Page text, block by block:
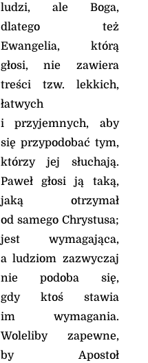
ludzi, ale Boga,
dlatego też
Ewangelia, którą
głosi, nie zawiera
treści tzw. lekkich,
łatwych
i przyjemnych, aby
się przypodobać tym,
którzy jej słuchają.
Paweł głosi ją taką,
jaką otrzymał
od samego Chrystusa;
jest wymagająca,
a ludziom zazwyczaj
nie podoba się,
gdy ktoś stawia
im wymagania.
Woleliby zapewne,
by Apostoł